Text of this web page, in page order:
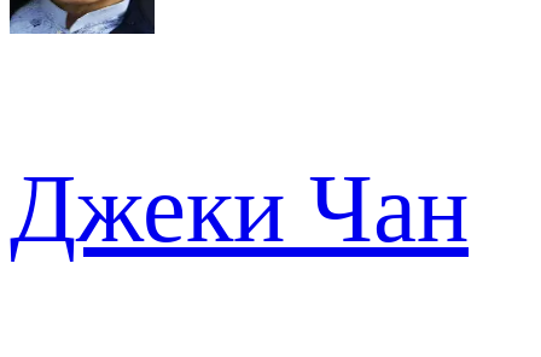
Джеки Чан